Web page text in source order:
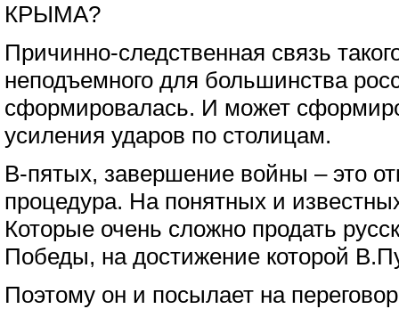
КРЫМА?
Причинно-следственная связь
неподъемного для большинства
сформировалась. И может
усиления ударов по столицам.
В-пятых, завершение войны – это
процедура. На понятных и
Которые очень сложно продать
Победы, на достижение которой
Поэтому он и посылает на